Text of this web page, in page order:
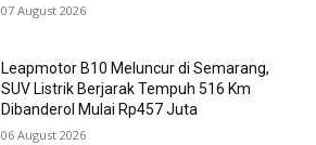
07 August 2026
Leapmotor B10 Meluncur di Semarang,
SUV Listrik Berjarak Tempuh 516 Km
Dibanderol Mulai Rp457 Juta
06 August 2026